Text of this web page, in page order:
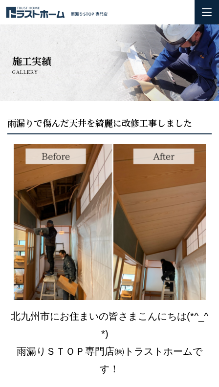
雨漏りの基礎知識
お問い合わせ
施工実績
お知らせ
スタッフブログ
施工実績
GALLERY
雨漏りで傷んだ天井を綺麗に改修工事しました
北九州市にお住まいの皆さまこんにちは(*^_^
*)
雨漏りＳＴＯＰ専門店㈱トラストホームで
す！